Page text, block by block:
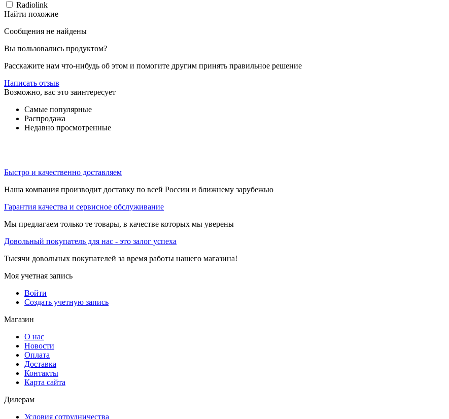
Radiolink
Найти похожие
Сообщения не найдены
Вы пользовались продуктом?
Расскажите нам что-нибудь об этом и помогите другим принять правильное решение
Написать отзыв
Возможно, вас это заинтересует
Самые популярные
Распродажа
Недавно просмотренные
Быстро и качественно доставляем
Наша компания производит доставку по всей России и ближнему зарубежью
Гарантия качества и сервисное обслуживание
Мы предлагаем только те товары, в качестве которых мы уверены
Довольный покупатель для нас - это залог успеха
Тысячи довольных покупателей за время работы нашего магазина!
Моя учетная запись
Войти
Создать учетную запись
Магазин
О нас
Новости
Оплата
Доставка
Контакты
Карта сайта
Дилерам
Условия сотрудничества